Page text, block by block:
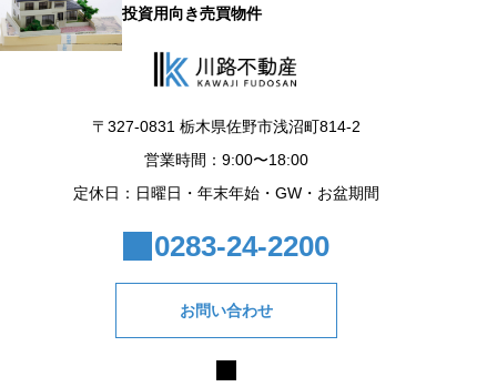
投資用向き売買物件
〒327-0831 栃木県佐野市浅沼町814-2
営業時間：9:00〜18:00
定休日：日曜日・年末年始・GW・お盆期間
0283-24-2200
お問い合わせ